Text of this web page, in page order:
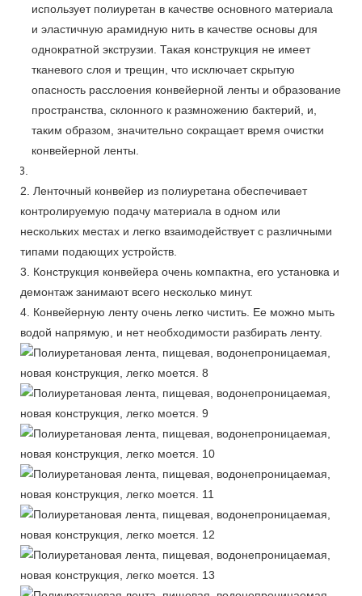
использует полиуретан в качестве основного материала
и эластичную арамидную нить в качестве основы для
однократной экструзии. Такая конструкция не имеет
тканевого слоя и трещин, что исключает скрытую
опасность расслоения конвейерной ленты и образование
пространства, склонного к размножению бактерий, и,
таким образом, значительно сокращает время очистки
конвейерной ленты.
2. Ленточный конвейер из полиуретана обеспечивает
контролируемую подачу материала в одном или
нескольких местах и ​​легко взаимодействует с различными
типами подающих устройств.
3. Конструкция конвейера очень компактна, его установка и
демонтаж занимают всего несколько минут.
4. Конвейерную ленту очень легко чистить. Ее можно мыть
водой напрямую, и нет необходимости разбирать ленту.